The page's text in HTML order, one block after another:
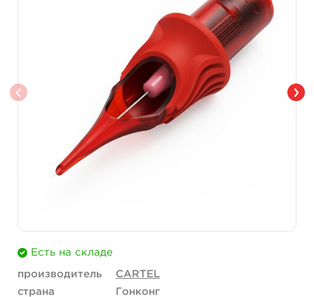
Есть на складе
производитель
CARTEL
страна
Гонконг